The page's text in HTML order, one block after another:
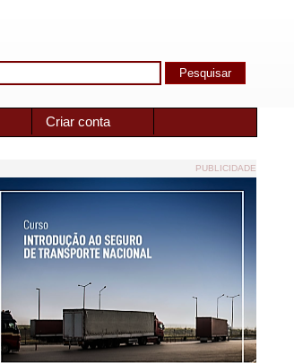
Criar conta
PUBLICIDADE